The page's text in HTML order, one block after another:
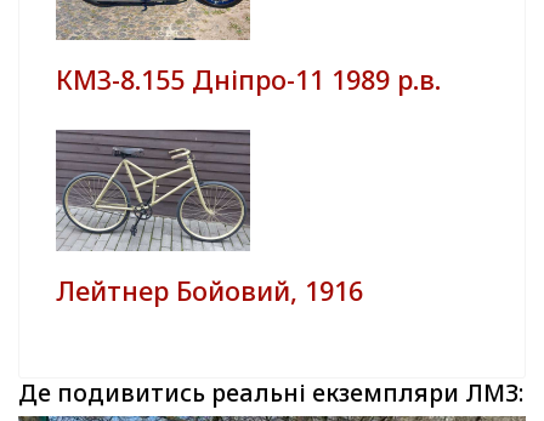
КМЗ-8.155 Дніпро-11 1989 р.в.
Лейтнер Бойовий, 1916
Де подивитись реальні екземпляри ЛМЗ: